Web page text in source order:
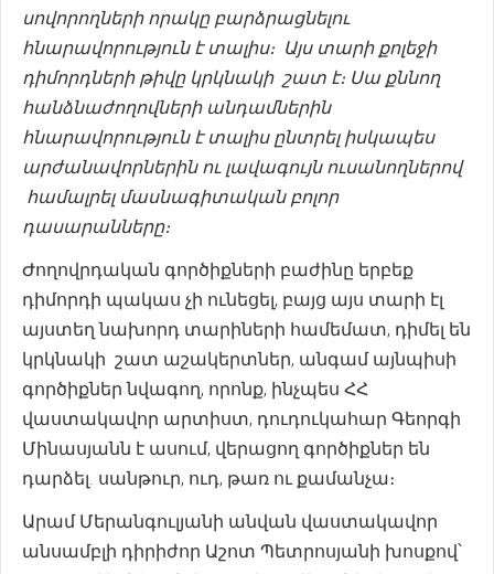
սովորողների որակը բարձրացնելու
հնարավորություն է տալիս։ Այս տարի քոլեջի
դիմորդների թիվը կրկնակի շատ է։ Սա քննող
հանձնաժողովների անդամներին
հնարավորություն է տալիս ընտրել իսկապես
արժանավորներին ու լավագույն ուսանողներով
համալրել մասնագիտական բոլոր
դասարանները։
Ժողովրդական գործիքների բաժինը երբեք
դիմորդի պակաս չի ունեցել, բայց այս տարի էլ
այստեղ նախորդ տարիների համեմատ, դիմել են
կրկնակի շատ աշակերտներ, անգամ այնպիսի
գործիքներ նվագող, որոնք, ինչպես ՀՀ
վաստակավոր արտիստ, դուդուկահար Գեորգի
Մինասյանն է ասում, վերացող գործիքներ են
դարձել. սանթուր, ուդ, թառ ու քամանչա։
Արամ Մերանգուլյանի անվան վաստակավոր
անսամբլի դիրիժոր Աշոտ Պետրոսյանի խոսքով՝